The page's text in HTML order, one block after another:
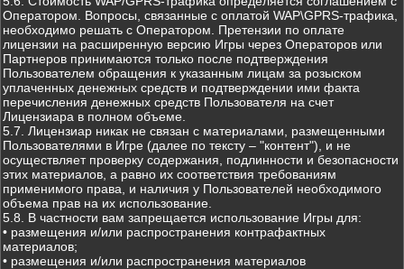
Оператором. Вопросы, связанные с оплатой WAP\GPRS-трафика,
необходимо решать с Оператором. Претензии по оплате
лицензии на расширенную версию Игры через Операторов или
Партнеров принимаются только после подтверждения
Пользователем обращения к указанным лицам за розыском
уплаченных денежных средств и подтверждении ими факта
перечисления денежных средств Пользователя на счет
Лицензиара в полном объеме.
5.7. Лицензиар никак не связан с материалами, размещенными
Пользователями в Игре (далее по тексту – "контент"), и не
осуществляет проверку содержания, подлинности и безопасности
этих материалов, а равно их соответствия требованиям
применимого права, и наличия у Пользователей необходимого
объема прав на их использование.
5.8. В частности вам запрещается использование Игры для:
• размещения и/или распространения контрафактных
материалов;
• размещения и/или распространения материалов